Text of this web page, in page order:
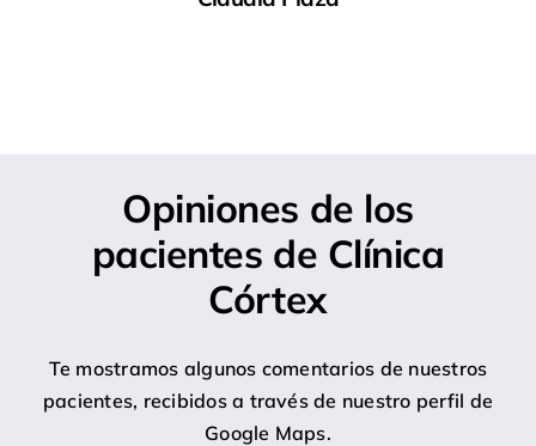
Opiniones de los
pacientes de Clínica
Córtex
Te mostramos algunos comentarios de nuestros
pacientes, recibidos a través de nuestro perfil de
Google Maps.